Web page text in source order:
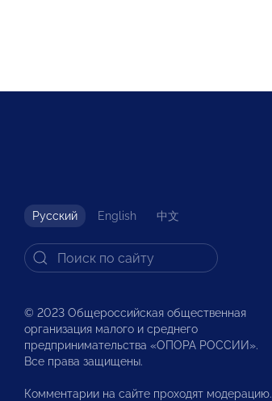
Русский English 中文
© 2023 Общероссийская общественная
организация малого и среднего
предпринимательства «ОПОРА РОССИИ».
Все права защищены.
Комментарии на сайте проходят модерацию.